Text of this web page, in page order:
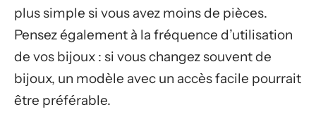
plus simple si vous avez moins de pièces.
Pensez également à la fréquence d’utilisation
de vos bijoux : si vous changez souvent de
bijoux, un modèle avec un accès facile pourrait
être préférable.